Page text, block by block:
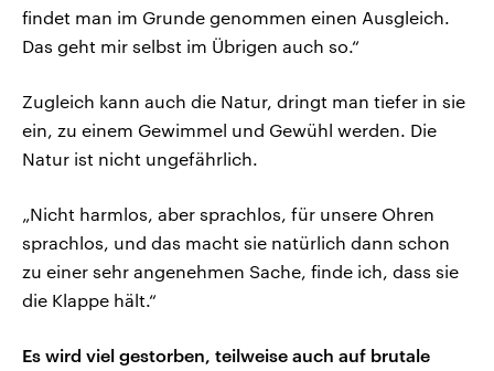
findet man im Grunde genommen einen Ausgleich.
Das geht mir selbst im Übrigen auch so.“
Zugleich kann auch die Natur, dringt man tiefer in sie
ein, zu einem Gewimmel und Gewühl werden. Die
Natur ist nicht ungefährlich.
„Nicht harmlos, aber sprachlos, für unsere Ohren
sprachlos, und das macht sie natürlich dann schon
zu einer sehr angenehmen Sache, finde ich, dass sie
die Klappe hält.“
Es wird viel gestorben, teilweise auch auf brutale